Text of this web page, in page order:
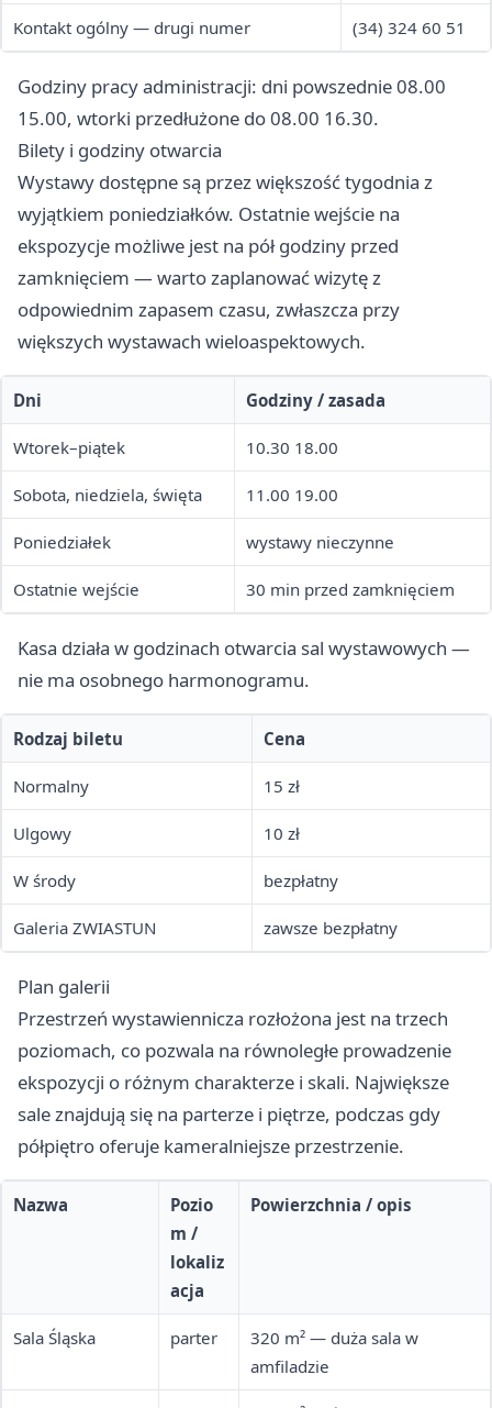
Kontakt ogólny — drugi numer (34) 324 60 51
Godziny pracy administracji: dni powszednie 08.00
15.00, wtorki przedłużone do 08.00 16.30.
Bilety i godziny otwarcia
Wystawy dostępne są przez większość tygodnia z
wyjątkiem poniedziałków. Ostatnie wejście na
ekspozycje możliwe jest na pół godziny przed
zamknięciem — warto zaplanować wizytę z
odpowiednim zapasem czasu, zwłaszcza przy
większych wystawach wieloaspektowych.
Dni Godziny / zasada
Wtorek–piątek 10.30 18.00
Sobota, niedziela, święta 11.00 19.00
Poniedziałek wystawy nieczynne
Ostatnie wejście 30 min przed zamknięciem
Kasa działa w godzinach otwarcia sal wystawowych —
nie ma osobnego harmonogramu.
Rodzaj biletu Cena
Normalny 15 zł
Ulgowy 10 zł
W środy bezpłatny
Galeria ZWIASTUN zawsze bezpłatny
Plan galerii
Przestrzeń wystawiennicza rozłożona jest na trzech
poziomach, co pozwala na równoległe prowadzenie
ekspozycji o różnym charakterze i skali. Największe
sale znajdują się na parterze i piętrze, podczas gdy
półpiętro oferuje kameralniejsze przestrzenie.
Nazwa
Pozio
m /
lokaliz
acja
Powierzchnia / opis
Sala Śląska parter
320 m² — duża sala w
amfiladzie